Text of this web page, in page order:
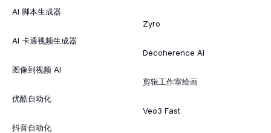
AI 脚本生成器
AI 卡通视频生成器
图像到视频 AI
优酷自动化
抖音自动化
Zyro
Decoherence AI
剪辑工作室绘画
Veo3 Fast